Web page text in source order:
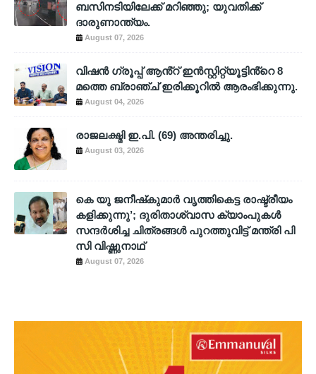
ബസിനടിയിലേക്ക് മറിഞ്ഞു; യുവതിക്ക്
ദാരുണാന്ത്യം.
August 07, 2026
വിഷൻ ഗ്രൂപ്പ് ആൻ്റ് ഇൻസ്റ്റിറ്റ്യൂട്ടിൻ്റെ 8
മത്തെ ബ്രാഞ്ച് ഇരിക്കൂറിൽ ആരംഭിക്കുന്നു.
August 04, 2026
രാജലക്ഷ്മി ഇ.പി. (69) അന്തരിച്ചു.
August 03, 2026
കെ യു ജനീഷ്‌കുമാര്‍ വൃത്തികെട്ട രാഷ്ട്രീയം
കളിക്കുന്നു’; ദുരിതാശ്വാസ ക്യാംപുകള്‍
സന്ദര്‍ശിച്ച ചിത്രങ്ങള്‍ പുറത്തുവിട്ട് മന്ത്രി പി
സി വിഷ്ണുനാഥ്
August 07, 2026